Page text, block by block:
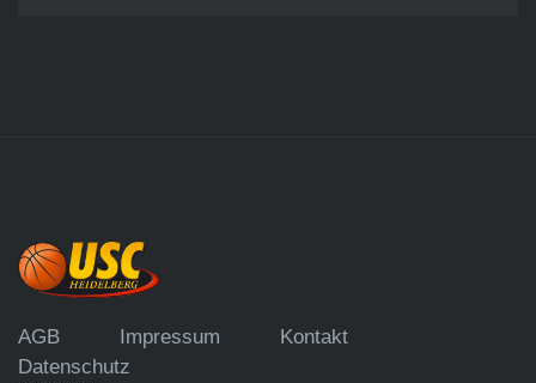
AGB Impressum
Kontakt
Datenschutz